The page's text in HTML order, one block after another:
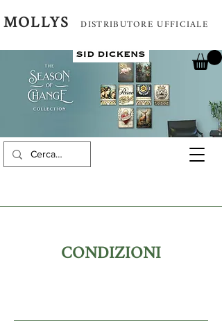
MOLLYS DISTRIBUTORE UFFICIALE
CONDIZIONI